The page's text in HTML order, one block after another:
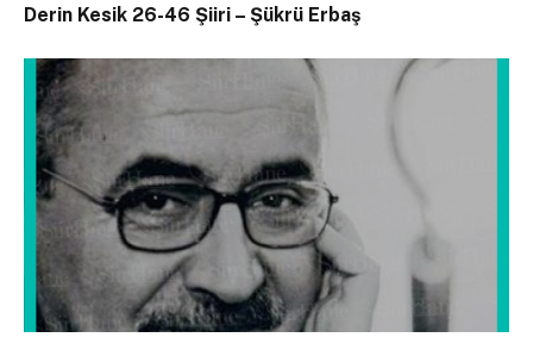
Derin Kesik 26-46 Şiiri – Şükrü Erbaş